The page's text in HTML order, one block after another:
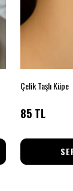
Çelik Taşlı Küpe
85 TL